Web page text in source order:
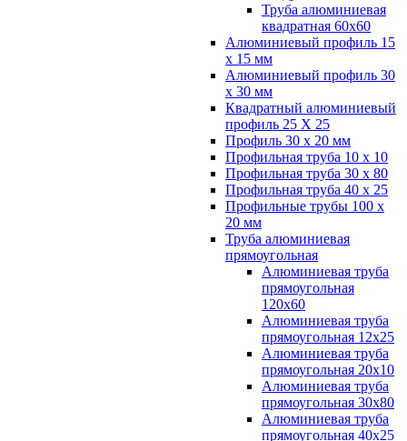
Труба алюминиевая
квадратная 60х60
Алюминиевый профиль 15
х 15 мм
Алюминиевый профиль 30
х 30 мм
Квадратный алюминиевый
профиль 25 Х 25
Профиль 30 х 20 мм
Профильная труба 10 х 10
Профильная труба 30 х 80
Профильная труба 40 х 25
Профильные трубы 100 х
20 мм
Труба алюминиевая
прямоугольная
Алюминиевая труба
прямоугольная
120х60
Алюминиевая труба
прямоугольная 12х25
Алюминиевая труба
прямоугольная 20х10
Алюминиевая труба
прямоугольная 30х80
Алюминиевая труба
прямоугольная 40х25